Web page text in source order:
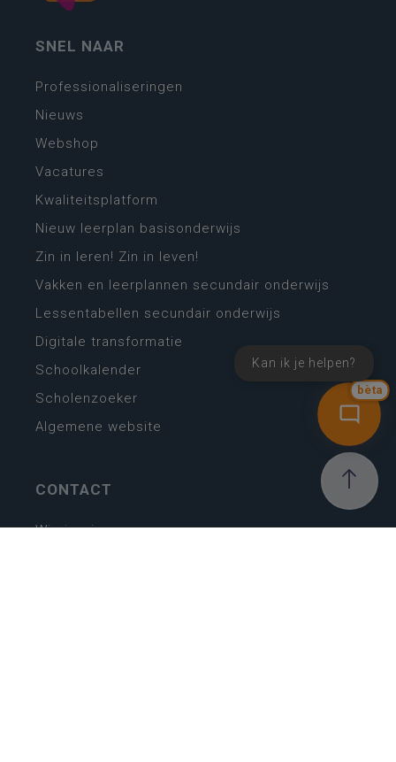
bèta
Kan ik je helpen?
SNEL NAAR
Professionaliseringen
Nieuws
Webshop
Vacatures
Kwaliteitsplatform
Nieuw leerplan basisonderwijs
Zin in leren! Zin in leven!
Vakken en leerplannen secundair onderwijs
Lessentabellen secundair onderwijs
Digitale transformatie
Schoolkalender
Scholenzoeker
Algemene website
CONTACT
Wie is wie